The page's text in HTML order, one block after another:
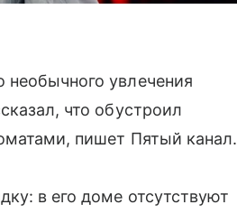
необычного увлечения
что обустроил
пишет Пятый канал.
в его доме отсутствуют